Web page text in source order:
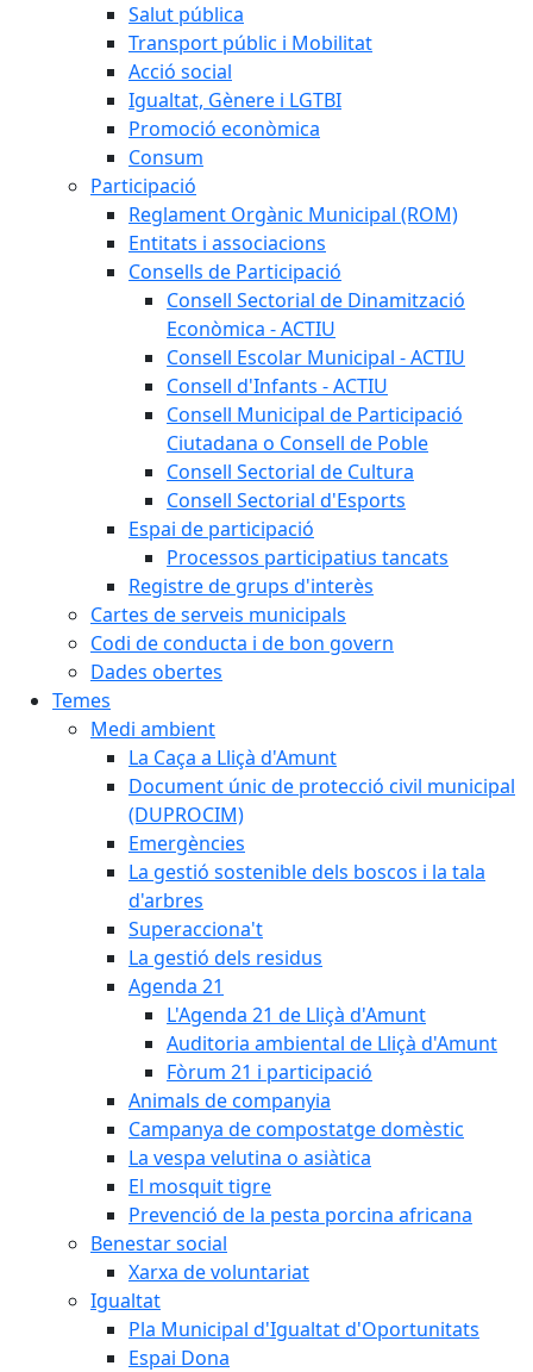
Salut pública
Transport públic i Mobilitat
Acció social
Igualtat, Gènere i LGTBI
Promoció econòmica
Consum
Participació
Reglament Orgànic Municipal (ROM)
Entitats i associacions
Consells de Participació
Consell Sectorial de Dinamització
Econòmica - ACTIU
Consell Escolar Municipal - ACTIU
Consell d'Infants - ACTIU
Consell Municipal de Participació
Ciutadana o Consell de Poble
Consell Sectorial de Cultura
Consell Sectorial d'Esports
Espai de participació
Processos participatius tancats
Registre de grups d'interès
Cartes de serveis municipals
Codi de conducta i de bon govern
Dades obertes
Temes
Medi ambient
La Caça a Lliçà d'Amunt
Document únic de protecció civil municipal
(DUPROCIM)
Emergències
La gestió sostenible dels boscos i la tala
d'arbres
Superacciona't
La gestió dels residus
Agenda 21
L'Agenda 21 de Lliçà d'Amunt
Auditoria ambiental de Lliçà d'Amunt
Fòrum 21 i participació
Animals de companyia
Campanya de compostatge domèstic
La vespa velutina o asiàtica
El mosquit tigre
Prevenció de la pesta porcina africana
Benestar social
Xarxa de voluntariat
Igualtat
Pla Municipal d'Igualtat d'Oportunitats
Espai Dona